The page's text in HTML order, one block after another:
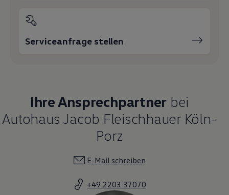
Serviceanfrage stellen
Ihre Ansprechpartner bei
Autohaus Jacob Fleischhauer Köln-
Porz
E-Mail schreiben
+49 2203 37070